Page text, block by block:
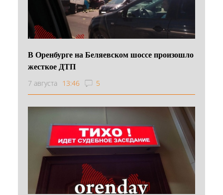
В Оренбурге на Беляевском шоссе произошло
жесткое ДТП
7 августа 13:46 5